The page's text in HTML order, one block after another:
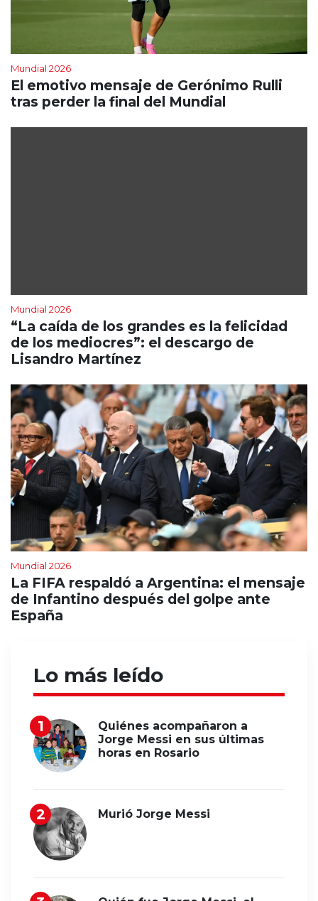
Mundial 2026
El emotivo mensaje de Gerónimo Rulli
tras perder la final del Mundial
Mundial 2026
“La caída de los grandes es la felicidad
de los mediocres”: el descargo de
Lisandro Martínez
Mundial 2026
La FIFA respaldó a Argentina: el mensaje
de Infantino después del golpe ante
España
Lo más leído
Quiénes acompañaron a
Jorge Messi en sus últimas
horas en Rosario
Murió Jorge Messi